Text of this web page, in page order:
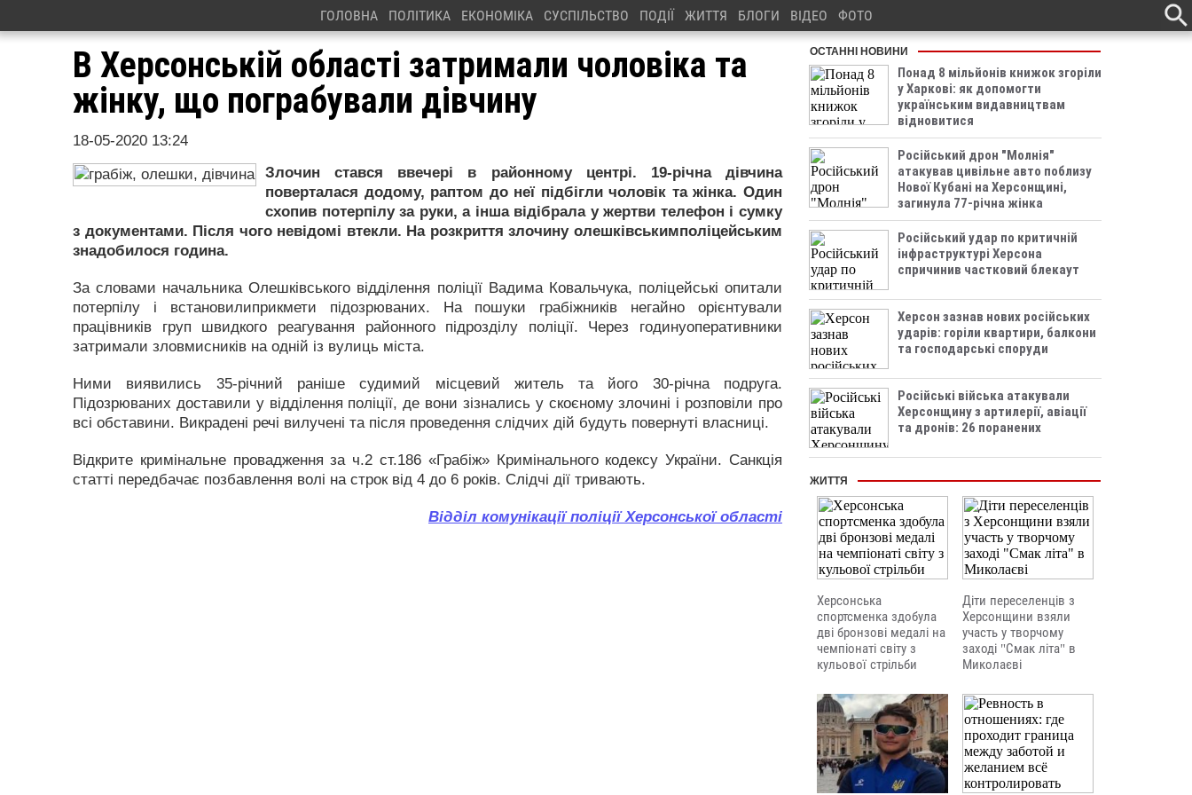
ГОЛОВНА ПОЛІТИКА ЕКОНОМІКА СУСПІЛЬСТВО ПОДІЇ ЖИТТЯ БЛОГИ ВІДЕО ФОТО
В Херсонській області затримали чоловіка та
жінку, що пограбували дівчину
18-05-2020 13:24
Злочин стався ввечері в районному центрі. 19-річна дівчина
поверталася додому, раптом до неї підбігли чоловік та жінка. Один
схопив потерпілу за руки, а інша відібрала у жертви телефон і сумку
з документами. Після чого невідомі втекли. На розкриття злочину олешківськимполіцейським
знадобилося година.
За словами начальника Олешківського відділення поліції Вадима Ковальчука, поліцейські опитали
потерпілу і встановилиприкмети підозрюваних. На пошуки грабіжників негайно орієнтували
працівників груп швидкого реагування районного підрозділу поліції. Через годинуоперативники
затримали зловмисників на одній із вулиць міста.
Ними виявились 35-річний раніше судимий місцевий житель та його 30-річна подруга.
Підозрюваних доставили у відділення поліції, де вони зізнались у скоєному злочині і розповіли про
всі обставини. Викрадені речі вилучені та після проведення слідчих дій будуть повернуті власниці.
Відкрите кримінальне провадження за ч.2 ст.186 «Грабіж» Кримінального кодексу України. Санкція
статті передбачає позбавлення волі на строк від 4 до 6 років. Слідчі дії тривають.
Відділ комунікації поліції Херсонської області
ОСТАННІ НОВИНИ
Понад 8 мільйонів книжок згоріли
у Харкові: як допомогти
українським видавництвам
відновитися
Російський дрон "Молнія"
атакував цивільне авто поблизу
Нової Кубані на Херсонщині,
загинула 77-річна жінка
Російський удар по критичній
інфраструктурі Херсона
спричинив частковий блекаут
Херсон зазнав нових російських
ударів: горіли квартири, балкони
та господарські споруди
Російські війська атакували
Херсонщину з артилерії, авіації
та дронів: 26 поранених
ЖИТТЯ
Херсонська
спортсменка здобула
дві бронзові медалі на
чемпіонаті світу з
кульової стрільби
Діти переселенців з
Херсонщини взяли
участь у творчому
заході "Смак літа" в
Миколаєві